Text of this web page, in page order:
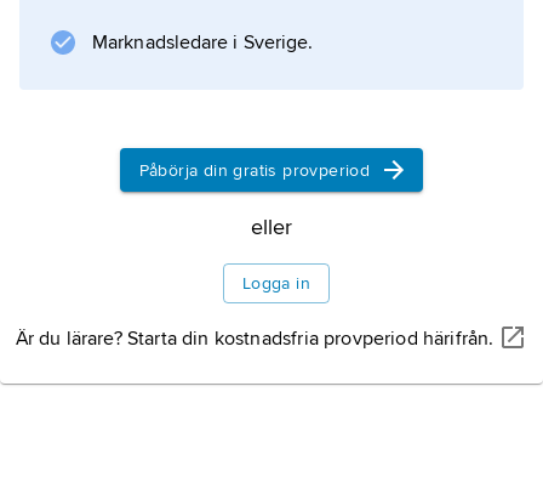
Marknadsledare i Sverige.
Påbörja din gratis provperiod
eller
Logga in
Är du lärare? Starta din kostnadsfria provperiod härifrån.